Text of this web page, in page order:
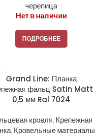
черепица
Нет в наличии
ПОДРОБНЕЕ
Grand Line: Планка
фальц Satin Matt
0,5 мм Ral 7024
кровля Крепежная
Кровельные материалы